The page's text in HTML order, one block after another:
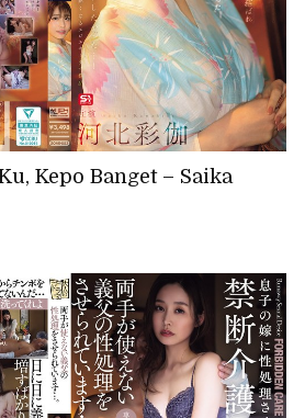
Kepo Banget – Saika